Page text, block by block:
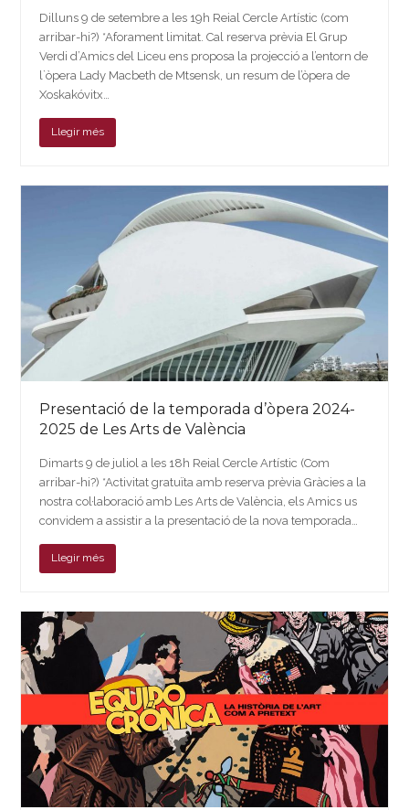
Dilluns 9 de setembre a les 19h Reial Cercle Artístic (com
arribar-hi?) *Aforament limitat. Cal reserva prèvia El Grup
Verdi d’Amics del Liceu ens proposa la projecció a l’entorn de
l`òpera Lady Macbeth de Mtsensk, un resum de l’òpera de
Xoskakóvitx…
Llegir més
Presentació de la temporada d’òpera 2024-
2025 de Les Arts de València
Dimarts 9 de juliol a les 18h Reial Cercle Artístic (Com
arribar-hi?) *Activitat gratuïta amb reserva prèvia Gràcies a la
nostra col·laboració amb Les Arts de València, els Amics us
convidem a assistir a la presentació de la nova temporada…
Llegir més